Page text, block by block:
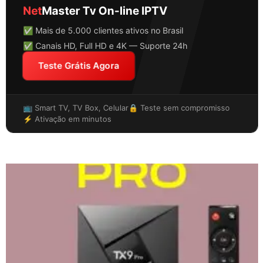
NetMaster Tv On-line IPTV
✅ Mais de 5.000 clientes ativos no Brasil
✅ Canais HD, Full HD e 4K — Suporte 24h
Teste Grátis Agora
📺 Smart TV, TV Box, Celular🔒 Teste sem compromisso
⚡ Ativação em minutos